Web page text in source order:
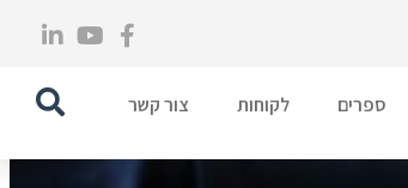
ספרים לקוחות צור קשר